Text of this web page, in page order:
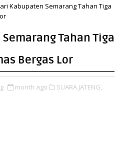
Kabupaten Semarang Tahan Tiga
Tahan Tiga
Bergas Lor
month ago SUARA JATENG,